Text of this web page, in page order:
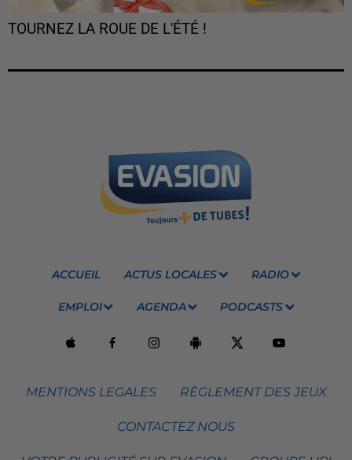
TOURNEZ LA ROUE DE L'ÉTÉ !
ACCUEIL ACTUS LOCALES RADIO
EMPLOI AGENDA PODCASTS
MENTIONS LEGALES RÈGLEMENT DES JEUX
CONTACTEZ NOUS